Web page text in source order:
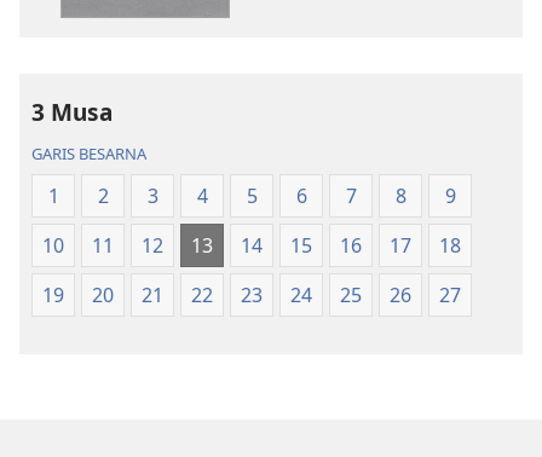
Naeng
Mangolu
di
Tano
na
Imbaru
Naeng
Mangolu
di
Tano
na
Imbaru
3 Musa
GARIS BESARNA
1 2 3 4 5 6 7 8
9
10
11 12 13 14 15 16 17
18
19
20 21 22 23 24 25 26 27